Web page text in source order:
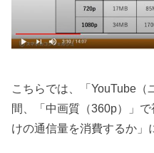
こちらでは、「YouTube
間、「中画質（360p）」
けの通信量を消費するか」